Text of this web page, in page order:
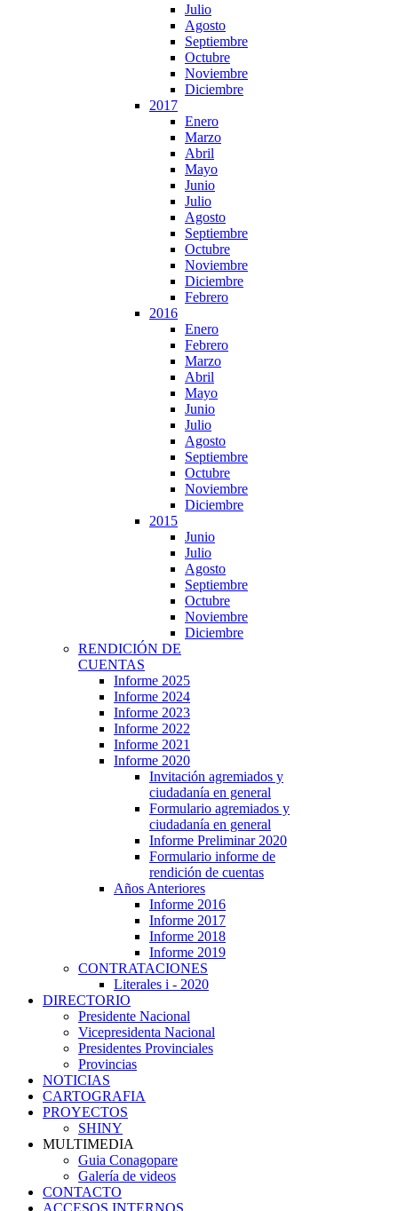
Julio
Agosto
Septiembre
Octubre
Noviembre
Diciembre
2017
Enero
Marzo
Abril
Mayo
Junio
Julio
Agosto
Septiembre
Octubre
Noviembre
Diciembre
Febrero
2016
Enero
Febrero
Marzo
Abril
Mayo
Junio
Julio
Agosto
Septiembre
Octubre
Noviembre
Diciembre
2015
Junio
Julio
Agosto
Septiembre
Octubre
Noviembre
Diciembre
RENDICIÓN DE
CUENTAS
Informe 2025
Informe 2024
Informe 2023
Informe 2022
Informe 2021
Informe 2020
Invitación agremiados y
ciudadanía en general
Formulario agremiados y
ciudadanía en general
Informe Preliminar 2020
Formulario informe de
rendición de cuentas
Años Anteriores
Informe 2016
Informe 2017
Informe 2018
Informe 2019
CONTRATACIONES
Literales i - 2020
DIRECTORIO
Presidente Nacional
Vicepresidenta Nacional
Presidentes Provinciales
Provincias
NOTICIAS
CARTOGRAFIA
PROYECTOS
SHINY
MULTIMEDIA
Guia Conagopare
Galería de videos
CONTACTO
ACCESOS INTERNOS